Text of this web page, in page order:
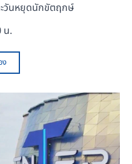
ะวันหยุดนักขัตฤกษ์
น.
ง